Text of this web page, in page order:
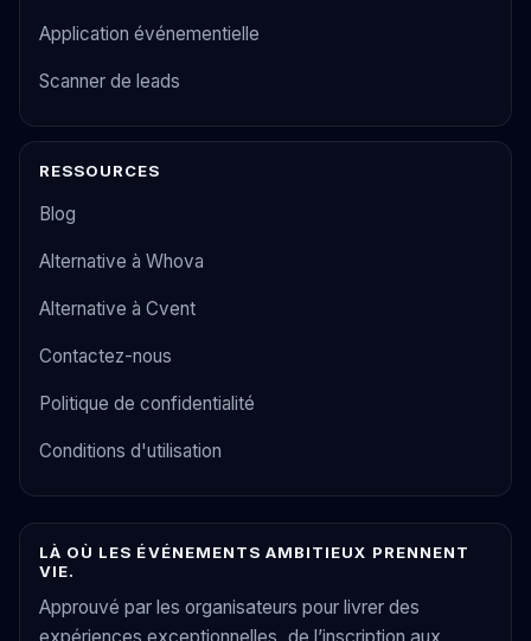
Application événementielle
Scanner de leads
RESSOURCES
Blog
Alternative à Whova
Alternative à Cvent
Contactez-nous
Politique de confidentialité
Conditions d'utilisation
LÀ OÙ LES ÉVÉNEMENTS AMBITIEUX PRENNENT
VIE.
Approuvé par les organisateurs pour livrer des